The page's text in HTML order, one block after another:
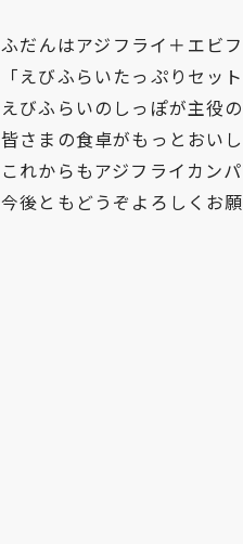
ふだんはアジフライ＋エビ
「えびふらいたっぷりセッ
えびふらいのしっぽが主役
皆さまの食卓がもっとおい
これからもアジフライカン
今後ともどうぞよろしくお願